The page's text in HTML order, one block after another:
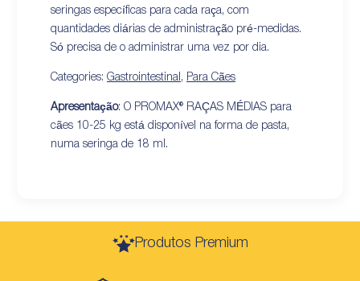
seringas específicas para cada raça, com
quantidades diárias de administração pré-medidas.
Só precisa de o administrar uma vez por dia.
Categories: Gastrointestinal , Para Cães
Apresentação: O PROMAX® RAÇAS MÉDIAS para
cães 10-25 kg está disponível na forma de pasta,
numa seringa de 18 ml.
Produtos Premium